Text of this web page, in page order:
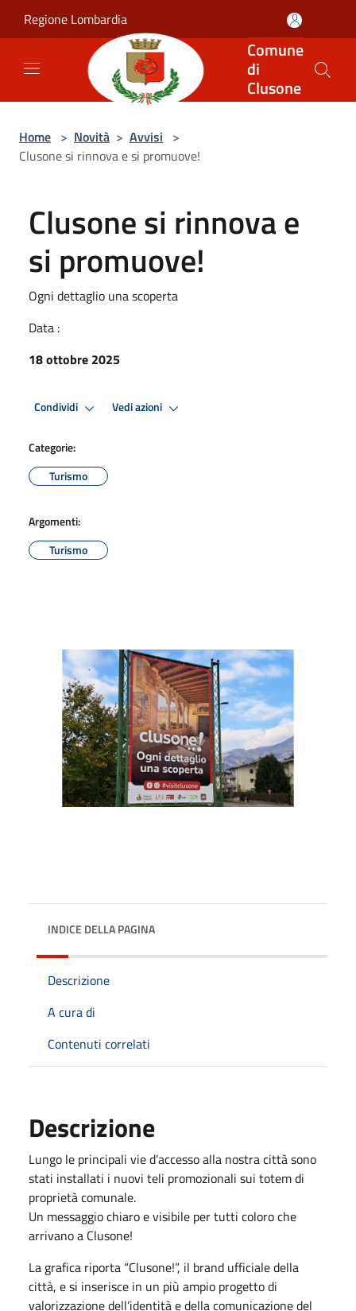
Regione Lombardia
Comune
di
Clusone
Home > Novità > Avvisi >
Clusone si rinnova e si promuove!
Clusone si rinnova e
si promuove!
Ogni dettaglio una scoperta
Data :
18 ottobre 2025
Condividi Vedi azioni
Categorie:
Turismo
Argomenti:
Turismo
INDICE DELLA PAGINA
Descrizione
A cura di
Contenuti correlati
Descrizione
Lungo le principali vie d’accesso alla nostra città sono
stati installati i nuovi teli promozionali sui totem di
proprietà comunale.
Un messaggio chiaro e visibile per tutti coloro che
arrivano a Clusone!
La grafica riporta “Clusone!”, il brand ufficiale della
città, e si inserisce in un più ampio progetto di
valorizzazione dell’identità e della comunicazione del